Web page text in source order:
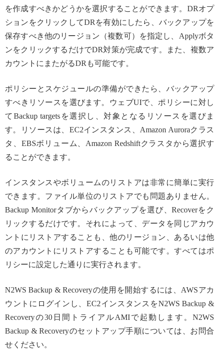
を作成すべきかどうかを選択することができます。DRオプ
ションをクリックしてDRを有効にしたら、バックアップを
保存すべき他のリージョン（複数可）を指定し、Applyボタ
ンをクリックするだけでDR対策が完成です。また、複数ア
カウントにまたがるDRも可能です。
ポリシーとスケジュールの準備ができたら、バックアップ
すべきリソースを選びます。ウェブUIで、ポリシーに対し
てBackup targetsを選択し、対象となるリソースを選びま
す。リソースは、EC2インスタンス、Amazon Auroraクラス
タ、EBSボリューム、Amazon Redshiftクラスタから選択す
ることができます。
インスタンスやボリュームのリストアは非常に簡単に実行
できます。ファイル単位のリストアでも問題ありません。
Backup Monitorタブからバックアップを選び、Recoverをク
リックするだけです。それによって、データを同じアカウ
ントにリストアすることも、他のリージョン、あるいは他
のアカウントにリストアすることも可能です。すべてはポ
リシーに設定した通りに実行されます。
N2WS Backup & Recoveryの使用を開始するには、AWSアカ
ウントにログインし、EC2インスタンスをN2WS Backup &
Recoveryの30日間トライアルAMIで起動します。N2WS
Backup & Recoveryのセットアップ手順については、お問合
せください。